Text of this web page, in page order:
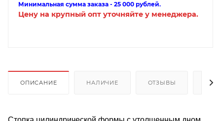
Минимальная сумма заказа - 25 000 рублей.
Цену на крупный опт уточняйте у менеджера.
ОПИСАНИЕ НАЛИЧИЕ ОТЗЫВЫ